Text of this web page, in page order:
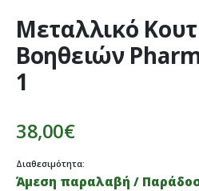
Μεταλλικό
Βοηθειών
1
38,00€
Διαθεσιμότητα:
Άμεση παραλαβή /